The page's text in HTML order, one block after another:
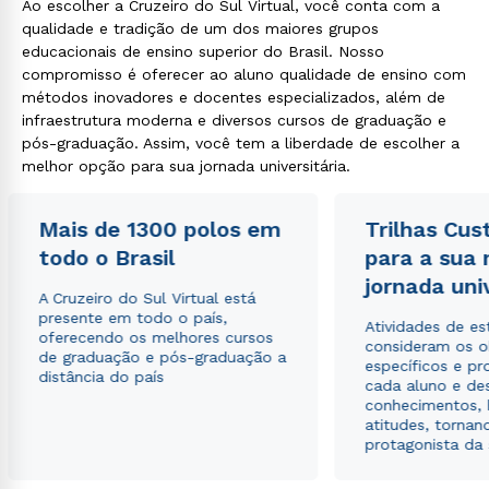
Ao escolher a Cruzeiro do Sul Virtual, você conta com a
qualidade e tradição de um dos maiores grupos
educacionais de ensino superior do Brasil. Nosso
compromisso é oferecer ao aluno qualidade de ensino com
métodos inovadores e docentes especializados, além de
infraestrutura moderna e diversos cursos de graduação e
pós-graduação. Assim, você tem a liberdade de escolher a
melhor opção para sua jornada universitária.
Mais de 1300 polos em
todo o Brasil
A Cruzeiro do Sul Virtual está
presente em todo o país,
oferecendo os melhores cursos
de graduação e pós-graduação a
distância do país
Trilhas
para a sua
jornada
Atividades de
consideram os
específicos e
cada aluno e
conhecimentos,
atitudes,
protagonista da
Rápido e fácil
WhatsApp
ou
Estou de acordo com a Política de Privacidade.e
autorizo que meus dados sejam utilizados para o
envio de conteúdos da Cruzeiro do Sul.